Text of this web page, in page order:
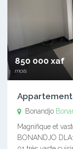
850 000 xaf
mois
Appartement
Bonandjo
Magnifique et
BONANDJO